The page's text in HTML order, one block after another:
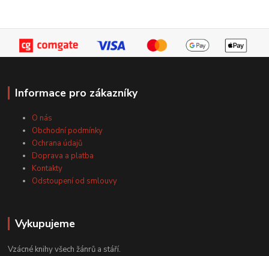
Informace pro zákazníky
O nás
Obchodní podmínky
Ochrana údajů
Doprava a platba
Kontakty
Odstoupení od smlouvy
Vykupujeme
Vzácné knihy všech žánrů a stáří.